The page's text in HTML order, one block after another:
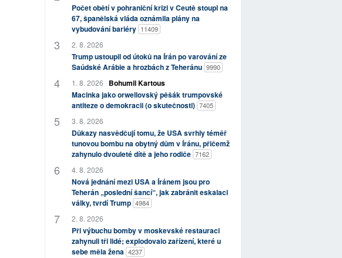
Počet obětí v pohraniční krizi v Ceutě stoupl na
67, španělská vláda oznámila plány na
vybudování bariéry 11409
2. 8. 2026
Trump ustoupil od útoků na Írán po varování ze
Saúdské Arábie a hrozbách z Teheránu 9990
1. 8. 2026
Bohumil Kartous
Macinka jako orwellovský pěšák trumpovské
antiteze o demokracii (o skutečnosti) 7405
3. 8. 2026
Důkazy nasvědčují tomu, že USA svrhly téměř
tunovou bombu na obytný dům v Íránu, přičemž
zahynulo dvouleté dítě a jeho rodiče 7162
4. 8. 2026
Nová jednání mezi USA a Íránem jsou pro
Teherán „poslední šancí“, jak zabránit eskalaci
války, tvrdí Trump 4984
2. 8. 2026
Při výbuchu bomby v moskevské restauraci
zahynuli tři lidé; explodovalo zařízení, které u
sebe měla žena 4237